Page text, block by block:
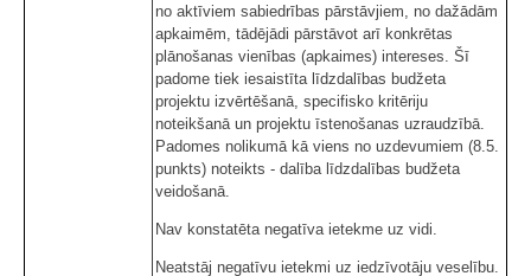
no aktīviem sabiedrības pārstāvjiem, no dažādām
apkaimēm, tādējādi pārstāvot arī konkrētas
plānošanas vienības (apkaimes) intereses. Šī
padome tiek iesaistīta līdzdalības budžeta
projektu izvērtēšanā, specifisko kritēriju
noteikšanā un projektu īstenošanas uzraudzībā.
Padomes nolikumā kā viens no uzdevumiem (8.5.
punkts) noteikts - dalība līdzdalības budžeta
veidošanā.
Nav konstatēta negatīva ietekme uz vidi.
Neatstāj negatīvu ietekmi uz iedzīvotāju veselību.